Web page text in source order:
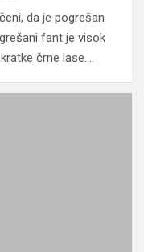
da je pogrešan
fant je visok
črne lase.…